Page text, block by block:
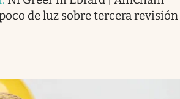
de luz sobre tercera revisión